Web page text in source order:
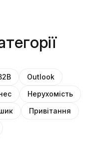
Outlook
Нерухомість
Привітання